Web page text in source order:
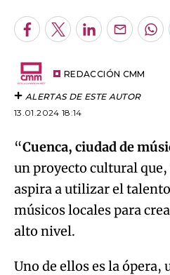
Facebook
TwitterLinkedInEnviar
REDACCIÓN CMM
ALERTAS DE ESTE AUTOR
13.01.2024 18:14
“Cuenca, ciudad de
un proyecto cultural que,
aspira a utilizar el
músicos locales para
alto nivel.
Uno de ellos es la ópera,